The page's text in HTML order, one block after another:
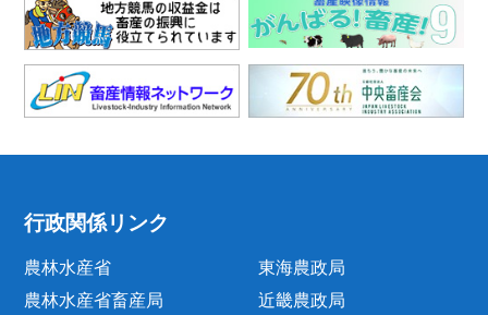
行政関係リンク
農林水産省
農林水産省畜産局
東海農政局
近畿農政局